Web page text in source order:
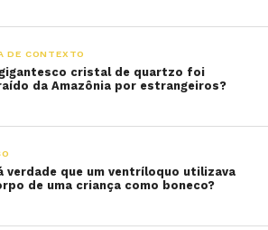
DE CONTEXTO
gigantesco cristal de quartzo foi
da Amazônia por estrangeiros?
verdade que um ventríloquo utilizava
de uma criança como boneco?